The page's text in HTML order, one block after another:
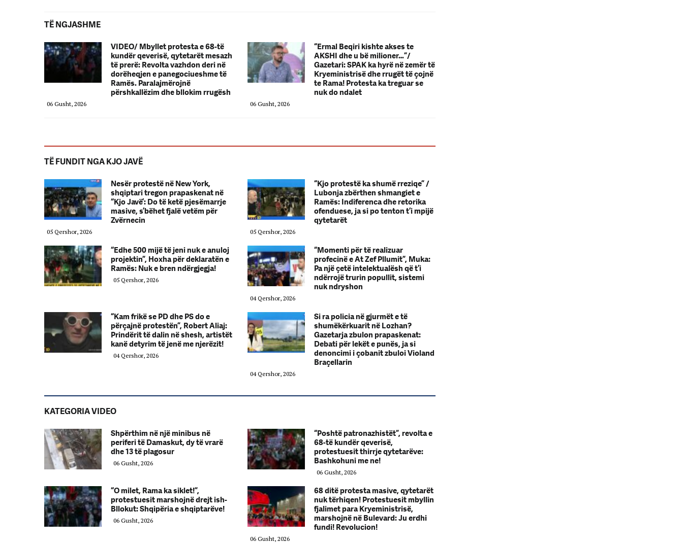
TË NGJASHME
VIDEO/ Mbyllet protesta e 68-të
kundër qeverisë, qytetarët mesazh
të prerë: Revolta vazhdon deri në
dorëheqjen e panegociueshme të
Ramës. Paralajmërojnë
përshkallëzim dhe bllokim rrugësh
06 Gusht, 2026
“Ermal Beqiri kishte akses te
AKSHI dhe u bë milioner…”/
Gazetari: SPAK ka hyrë në zemër të
Kryeministrisë dhe rrugët të çojnë
te Rama! Protesta ka treguar se
nuk do ndalet
06 Gusht, 2026
TË FUNDIT NGA KJO JAVË
Nesër protestë në New York,
shqiptari tregon prapaskenat në
“Kjo Javë’: Do të ketë pjesëmarrje
masive, s’bëhet fjalë vetëm për
Zvërnecin
05 Qershor, 2026
“Kjo protestë ka shumë rreziqe” /
Lubonja zbërthen shmangiet e
Ramës: Indiferenca dhe retorika
ofenduese, ja si po tenton t’i mpijë
qytetarët
05 Qershor, 2026
“Edhe 500 mijë të jeni nuk e anuloj
projektin”, Hoxha për deklaratën e
Ramës: Nuk e bren ndërgjegja!
05 Qershor, 2026
“Momenti për të realizuar
profecinë e At Zef Pllumit”, Muka:
Pa një çetë intelektualësh që t’i
ndërrojë trurin popullit, sistemi
nuk ndryshon
04 Qershor, 2026
“Kam frikë se PD dhe PS do e
përçajnë protestën”, Robert Aliaj:
Prindërit të dalin në shesh, artistët
kanë detyrim të jenë me njerëzit!
04 Qershor, 2026
Si ra policia në gjurmët e të
shumëkërkuarit në Lozhan?
Gazetarja zbulon prapaskenat:
Debati për lekët e punës, ja si
denoncimi i çobanit zbuloi Violand
Braçellarin
04 Qershor, 2026
KATEGORIA VIDEO
Shpërthim në një minibus në
periferi të Damaskut, dy të vrarë
dhe 13 të plagosur
06 Gusht, 2026
“Poshtë patronazhistët”, revolta e
68-të kundër qeverisë,
protestuesit thirrje qytetarëve:
Bashkohuni me ne!
06 Gusht, 2026
“O milet, Rama ka siklet!”,
protestuesit marshojnë drejt ish-
Bllokut: Shqipëria e shqiptarëve!
06 Gusht, 2026
68 ditë protesta masive, qytetarët
nuk tërhiqen! Protestuesit mbyllin
fjalimet para Kryeministrisë,
marshojnë në Bulevard: Ju erdhi
fundi! Revolucion!
06 Gusht, 2026